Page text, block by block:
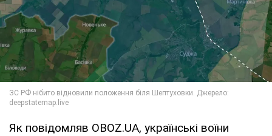
Як повідомляв OBOZ.UA, українські воїни